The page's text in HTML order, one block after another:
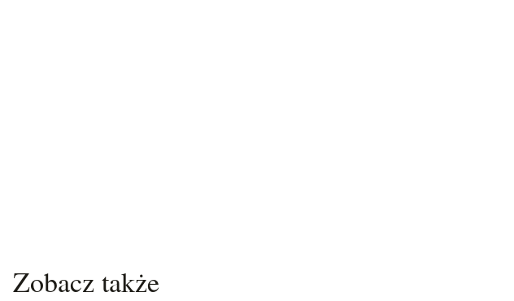
Zobacz także